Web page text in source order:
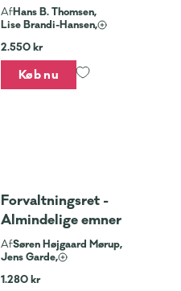
AfHans B. Thomsen,
Lise Brandi-Hansen,
2.550 kr
Køb nu
Forvaltningsret -
Almindelige emner
AfSøren Højgaard Mørup,
Jens Garde,
1.280 kr